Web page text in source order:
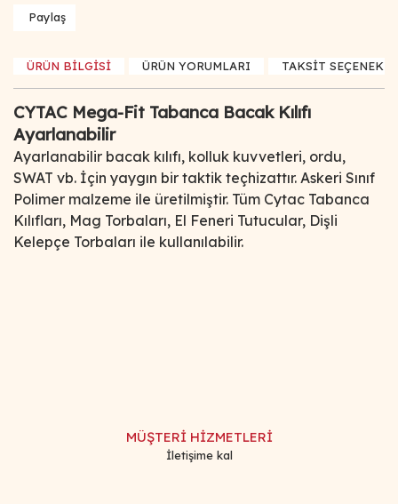
Paylaş
ÜRÜN BİLGİSİ ÜRÜN YORUMLARI TAKSİT
CYTAC Mega-Fit Tabanca Bacak Kılıfı
Ayarlanabilir
Ayarlanabilir bacak kılıfı, kolluk kuvvetleri, ordu,
SWAT vb. İçin yaygın bir taktik teçhizattır. Askeri Sınıf
Polimer malzeme ile üretilmiştir. Tüm Cytac Tabanca
Kılıfları, Mag Torbaları, El Feneri Tutucular, Dişli
Kelepçe Torbaları ile kullanılabilir.
Ürün bilgilerinde hatalar bulunuyor.
MÜŞTERİ HİZMETLERİ
İletişime kal